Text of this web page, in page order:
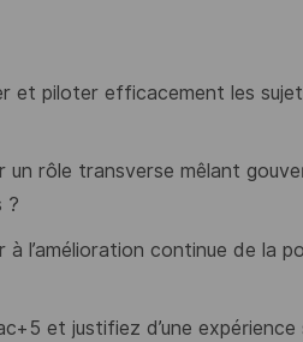
piloter efficacement les
un rôle transverse mêlant
?
l’amélioration continue de la
et justifiez d’une